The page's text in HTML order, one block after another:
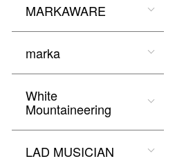
MARKAWARE
marka
White
Mountaineering
LAD MUSICIAN